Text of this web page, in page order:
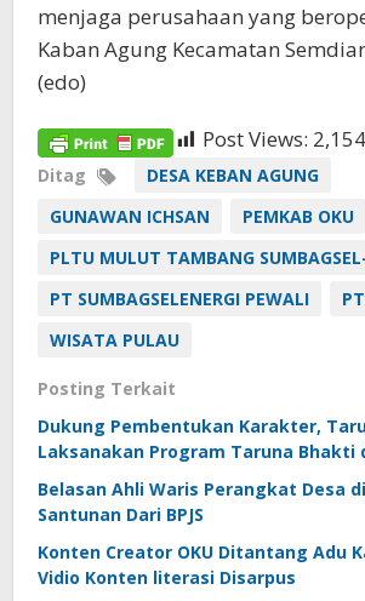
menjaga perusahaan yang
Kaban Agung Kecamatan
(edo)
Post Views: 2,154
Ditag
DESA KEBAN AGUNG
GUNAWAN ICHSAN
PEMKAB OKU
PLTU MULUT TAMBANG
PT SUMBAGSELENERGI PEWALI
WISATA PULAU
Posting Terkait
Dukung Pembentukan Karakter,
Laksanakan Program Taruna Bhakti
Belasan Ahli Waris Perangkat Desa
Santunan Dari BPJS
Konten Creator OKU Ditantang Adu
Vidio Konten literasi Disarpus